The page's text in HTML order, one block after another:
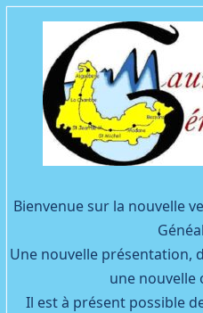
Bienvenue sur la nouvelle
Une nouvelle présentation,
une nouvelle
Il est à présent possible
Facebook
YouTube